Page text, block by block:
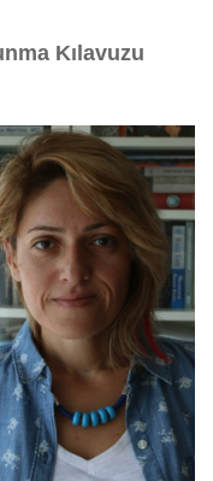
Kılavuzu